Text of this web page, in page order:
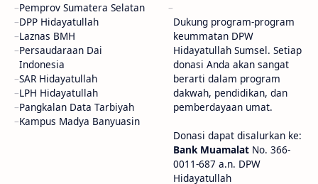
Pemprov Sumatera Selatan
DPP Hidayatullah
Laznas BMH
Persaudaraan Dai
Indonesia
SAR Hidayatullah
LPH Hidayatullah
Pangkalan Data Tarbiyah
Kampus Madya Banyuasin
Dukung program-program
keummatan DPW
Hidayatullah Sumsel. Setiap
donasi Anda akan sangat
berarti dalam program
dakwah, pendidikan, dan
pemberdayaan umat.
Donasi dapat disalurkan ke:
Bank MuamalatNo. 366-
0011-687 a.n. DPW
Hidayatullah